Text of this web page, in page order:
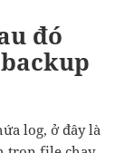
đó
log, ở đây là